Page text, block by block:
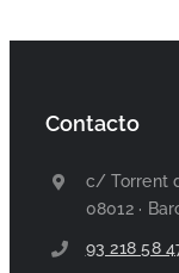
Contacto
c/ Torrent
08012 ·
93 218 58